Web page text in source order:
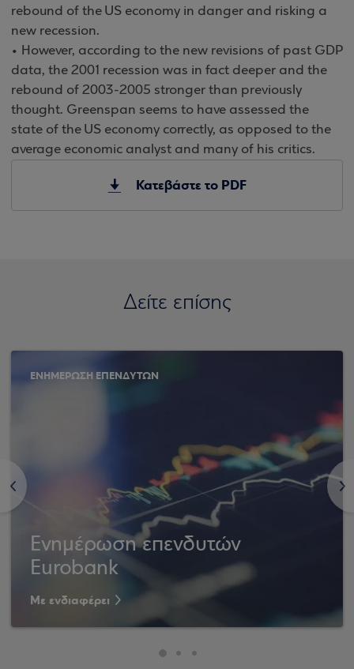
rebound of the US economy in danger and risking a
new recession.
• However, according to the new revisions of past GDP
data, the 2001 recession was in fact deeper and the
rebound of 2003-2005 stronger than previously
thought. Greenspan seems to have assessed the
state of the US economy correctly, as opposed to the
average economic analyst and many of his critics.
Κατεβάστε το PDF
Δείτε επίσης
<
ΕΝΗΜΕΡΩΣΗ ΕΠΕΝΔΥΤΩΝ
Ενημέρωση επενδυτών
Eurobank
Με ενδιαφέρει
>